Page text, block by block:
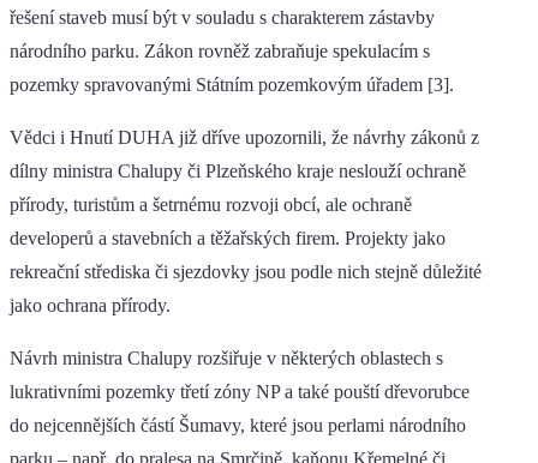
řešení staveb musí být v souladu s charakterem zástavby
národního parku. Zákon rovněž zabraňuje spekulacím s
pozemky spravovanými Státním pozemkovým úřadem [3].
Vědci i Hnutí DUHA již dříve upozornili, že návrhy zákonů z
dílny ministra Chalupy či Plzeňského kraje neslouží ochraně
přírody, turistům a šetrnému rozvoji obcí, ale ochraně
developerů a stavebních a těžařských firem. Projekty jako
rekreační střediska či sjezdovky jsou podle nich stejně důležité
jako ochrana přírody.
Návrh ministra Chalupy rozšiřuje v některých oblastech s
lukrativními pozemky třetí zóny NP a také pouští dřevorubce
do nejcennějších částí Šumavy, které jsou perlami národního
parku – např. do pralesa na Smrčině, kaňonu Křemelné či